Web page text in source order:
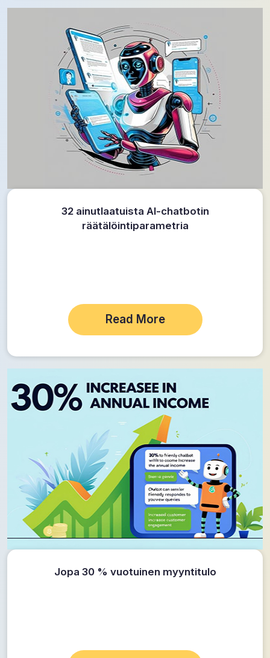
32 ainutlaatuista AI-chatbotin
räätälöintiparametria
Read More
Jopa 30 % vuotuinen myyntitulo